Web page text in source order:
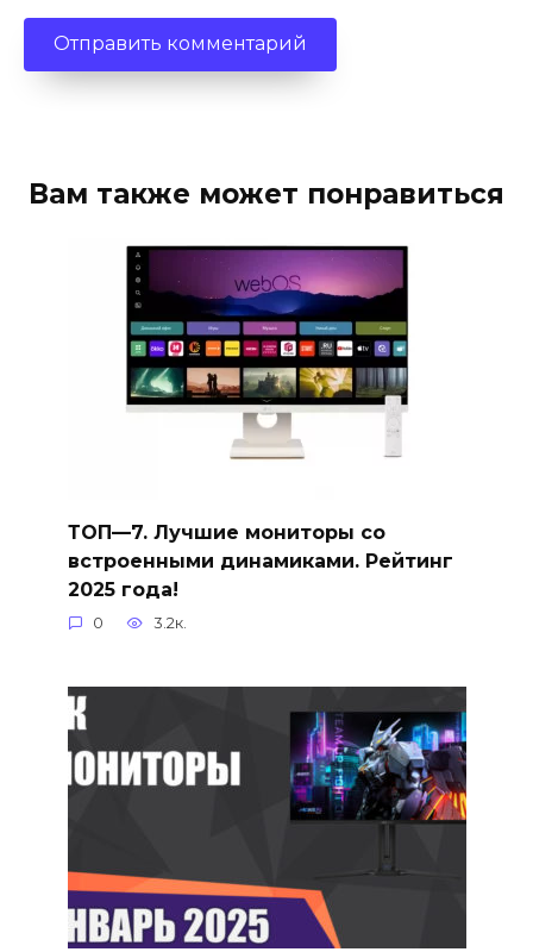
Вам также может понравиться
ТОП—7. Лучшие мониторы со
встроенными динамиками. Рейтинг
2025 года!
0 3.2к.